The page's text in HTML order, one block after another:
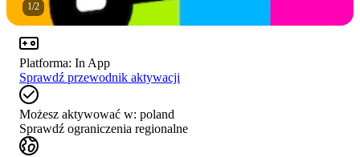
1/2
Platforma: In App
Sprawdź przewodnik aktywacji
Możesz aktywować w: poland
Sprawdź ograniczenia regionalne